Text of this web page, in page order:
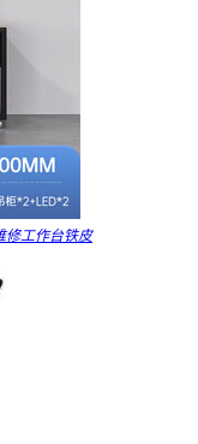
修工作台铁皮